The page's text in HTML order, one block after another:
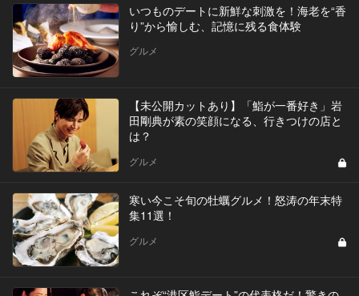
いつものデートに新鮮な刺激を！海老を“香
り”から愉しむ、記憶に残る食体験
グルメ
【未公開カットあり】「鮨が一番好き」岩
田剛典が素の笑顔になる、行きつけの店と
は？
グルメ
寒い今こそ旬の牡蠣グルメ！怒涛の年末特
集11選！
グルメ